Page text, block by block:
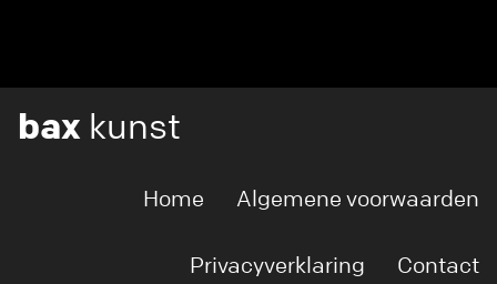
bax kunst
Home Algemene voorwaarden
Privacyverklaring Contact